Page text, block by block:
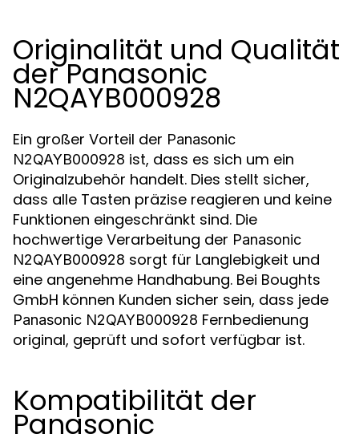
Originalität und Qualität
der Panasonic
N2QAYB000928
Ein großer Vorteil der Panasonic
N2QAYB000928 ist, dass es sich um ein
Originalzubehör handelt. Dies stellt sicher,
dass alle Tasten präzise reagieren und keine
Funktionen eingeschränkt sind. Die
hochwertige Verarbeitung der Panasonic
N2QAYB000928 sorgt für Langlebigkeit und
eine angenehme Handhabung. Bei Boughts
GmbH können Kunden sicher sein, dass jede
Panasonic N2QAYB000928 Fernbedienung
original, geprüft und sofort verfügbar ist.
Kompatibilität der
Panasonic